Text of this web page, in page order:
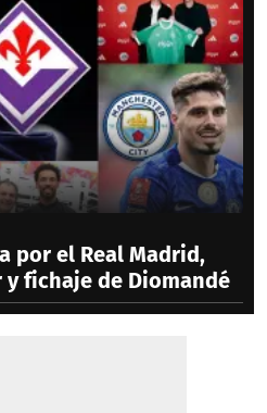
por el Real Madrid,
fichaje de Diomandé